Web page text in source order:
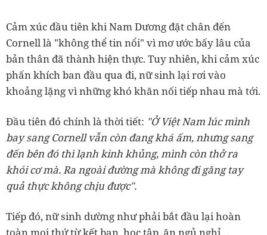
Cảm xúc đầu tiên khi Nam Dương đặt chân đến
Cornell là "không thể tin nổi" vì mơ ước bấy lâu của
bản thân đã thành hiện thực. Tuy nhiên, khi cảm xúc
phấn khích ban đầu qua đi, nữ sinh lại rơi vào
khoảng lặng vì những khó khăn nối tiếp nhau mà tới.
Đầu tiên đó chính là thời tiết: "Ở Việt Nam lúc mình
bay sang Cornell vẫn còn đang khá ấm, nhưng sang
đến bên đó thì lạnh kinh khủng, mình còn thở ra
khói cơ mà. Ra ngoài đường mà không đi găng tay
quả thực không chịu được".
Tiếp đó, nữ sinh dường như phải bắt đầu lại hoàn